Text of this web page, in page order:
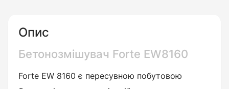
Опис
Бетонозмішувач Forte EW8160
Forte EW 8160 є пересувною побутовою